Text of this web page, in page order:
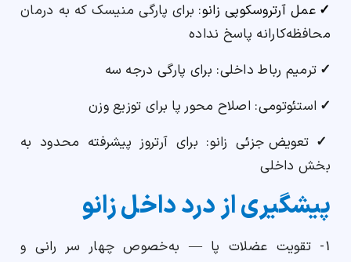
✓عمل آرتروسکوپی زانو: برای پارگی منیسک که به درمان
محافظه‌کارانه پاسخ نداده
✓ ترمیم رباط داخلی: برای پارگی درجه سه
✓ استئوتومی: اصلاح محور پا برای توزیع وزن
✓ تعویض جزئی زانو: برای آرتروز پیشرفته محدود به
بخش داخلی
پیشگیری از درد داخل زانو
1- تقویت عضلات پا — به‌خصوص چهار سر رانی و